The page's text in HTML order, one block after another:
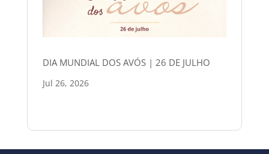
DIA MUNDIAL DOS AVÓS | 26 DE JULHO
Jul 26, 2026